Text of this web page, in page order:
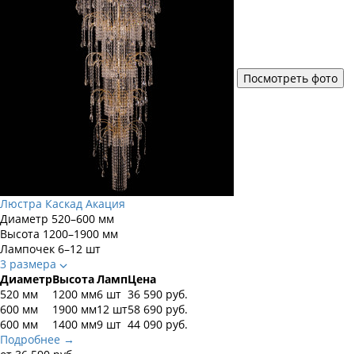
Посмотреть фото
Люстра Каскад Акация
Диаметр 520–600 мм
Высота 1200–1900 мм
Лампочек 6–12 шт
3 размера
ДиаметрВысотаЛампЦена
520 мм
1200 мм6 шт 36 590 руб.
600 мм
1900 мм12 шт58 690 руб.
600 мм
1400 мм9 шт 44 090 руб.
Подробнее →